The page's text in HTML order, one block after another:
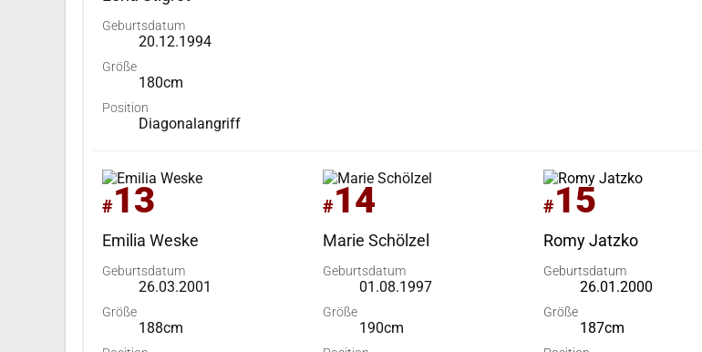
Geburtsdatum
20.12.1994
Größe
180cm
Position
Diagonalangriff
#13
Emilia Weske
Geburtsdatum
26.03.2001
Größe
188cm
#14
Marie Schölzel
Geburtsdatum
01.08.1997
Größe
190cm
#15
Romy Jatzko
Geburtsdatum
26.01.2000
Größe
187cm